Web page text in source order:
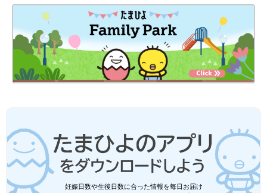
妊娠日数や生後日数に合った情報を毎日お届け